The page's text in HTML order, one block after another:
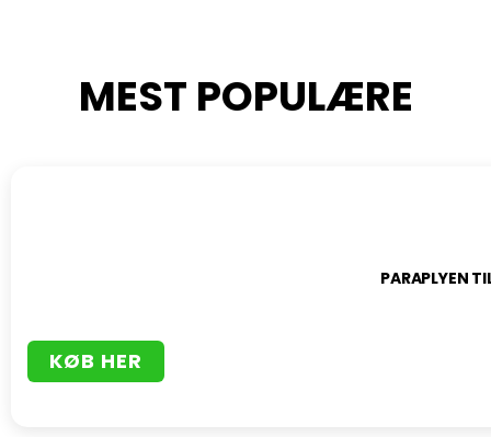
MEST POPULÆRE
PARAPLYEN
KØB HER